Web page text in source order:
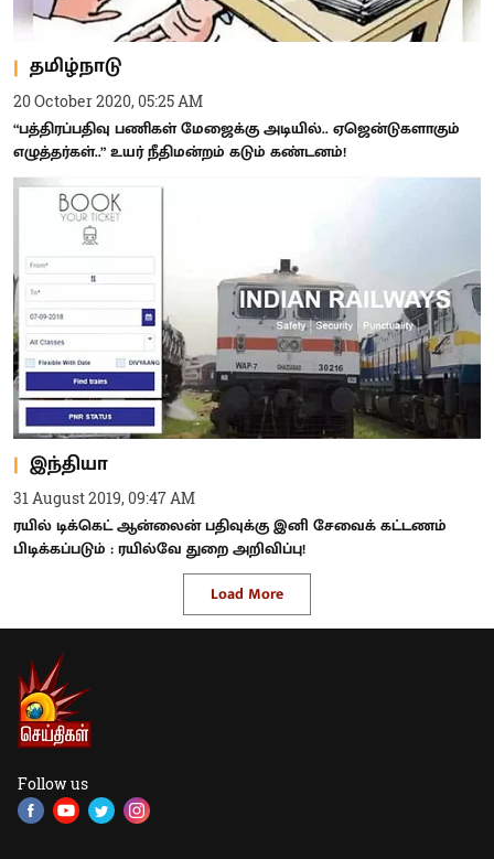
தமிழ்நாடு
20 October 2020, 05:25 AM
“பத்திரப்பதிவு பணிகள் மேஜைக்கு அடியில்.. ஏஜென்டுகளாகும்
எழுத்தர்கள்..” உயர் நீதிமன்றம் கடும் கண்டனம்!
இந்தியா
31 August 2019, 09:47 AM
ரயில் டிக்கெட் ஆன்லைன் பதிவுக்கு இனி சேவைக் கட்டணம்
பிடிக்கப்படும் : ரயில்வே துறை அறிவிப்பு!
Load More
Follow us